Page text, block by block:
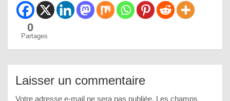
0
Partages
Laisser un commentaire
Votre adresse e-mail ne sera pas publiée. Les champs